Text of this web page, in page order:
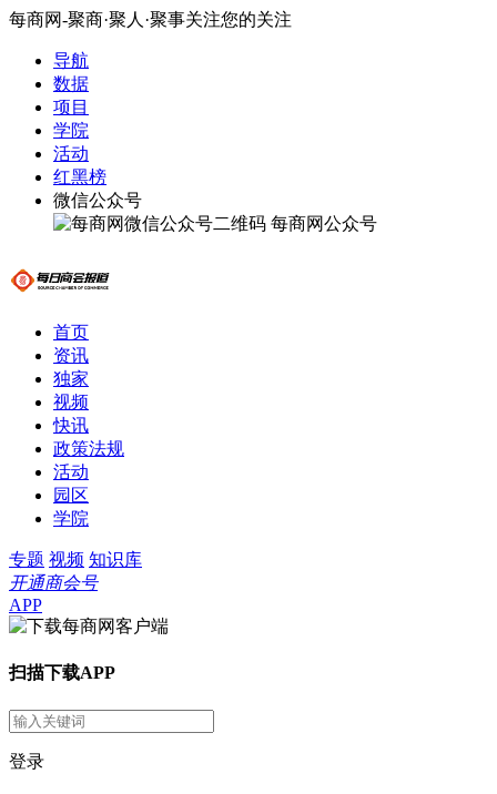
每商网-聚商·聚人·聚事关注您的关注
导航
数据
项目
学院
活动
红黑榜
微信公众号
每商网公众号
首页
资讯
独家
视频
快讯
政策法规
活动
园区
学院
专题 视频 知识库
开通商会号
APP
扫描下载APP
登录